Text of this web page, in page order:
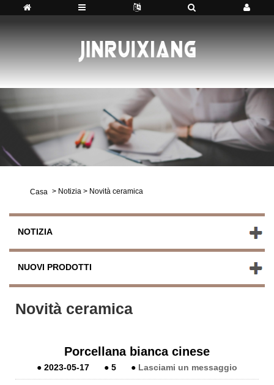
Casa > Notizia > Novità ceramica
NOTIZIA
NUOVI PRODOTTI
Novità ceramica
Porcellana bianca cinese
● 2023-05-17 ● 5 ● Lasciami un messaggio